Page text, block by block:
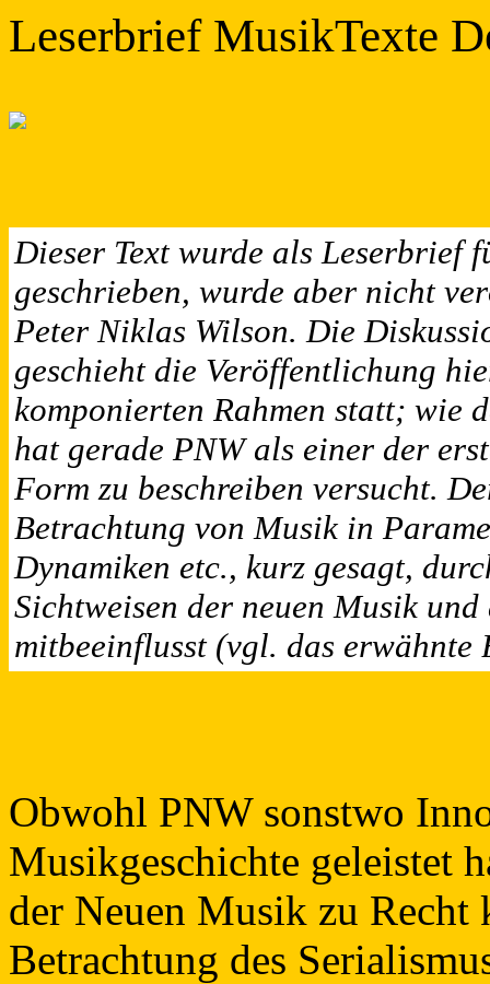
Leserbrief MusikTexte
Dieser Text wurde als Leserbrief
geschrieben, wurde aber nicht
Peter Niklas Wilson. Die
geschieht die Veröffentlichung
komponierten Rahmen statt; wie
hat gerade PNW als einer der
Form zu beschreiben versucht.
Betrachtung von Musik in
Dynamiken etc., kurz gesagt,
Sichtweisen der neuen Musik
mitbeeinflusst (vgl. das
Obwohl PNW sonstwo
Musikgeschichte geleistet
der Neuen Musik zu
Betrachtung des